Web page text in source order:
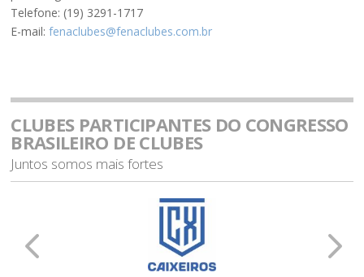
Telefone: (19) 3291-1717
E-mail:fenaclubes@fenaclubes.com.br
CLUBES PARTICIPANTES DO CONGRESSO
BRASILEIRO DE CLUBES
Juntos somos mais fortes